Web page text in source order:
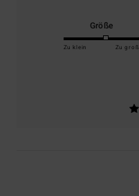
Größe
Zu klein Zu groß